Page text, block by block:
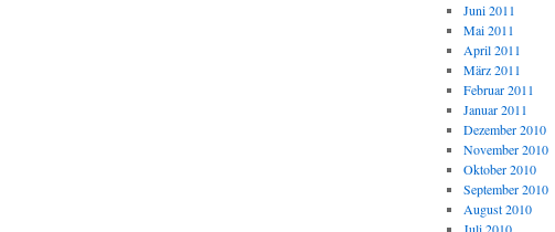
Juni 2011
Mai 2011
April 2011
März 2011
Februar 2011
Januar 2011
Dezember 2010
November 2010
Oktober 2010
September 2010
August 2010